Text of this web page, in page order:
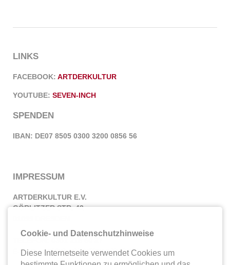
LINKS
FACEBOOK: ARTDERKULTUR
YOUTUBE: SEVEN-INCH
SPENDEN
IBAN: DE07 8505 0300 3200 0856 56
IMPRESSUM
ARTDERKULTUR E.V.
GÖRLITZER STR. 42
E-MAIL: INFO@ARTDERKULTUR.DE
Cookie- und Datenschutzhinweise
Diese Internetseite verwendet Cookies um